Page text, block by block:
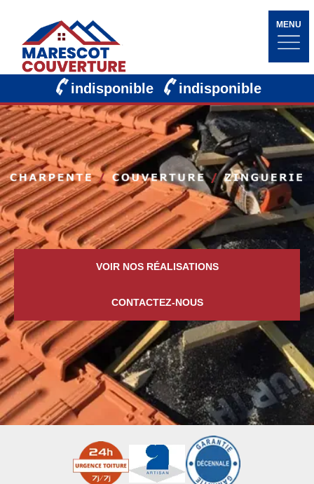
MENU
indisponible indisponible
VOIR NOS RÉALISATIONS
CONTACTEZ-NOUS